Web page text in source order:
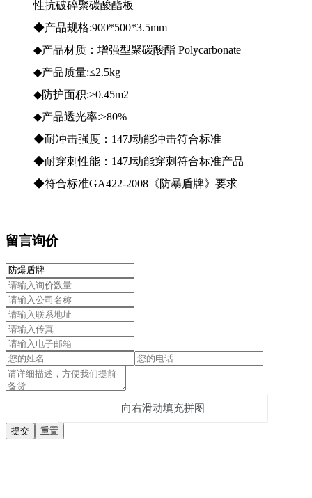
性抗破碎聚碳酸酯板
◆产品规格:900*500*3.5mm
◆产品材质：增强型聚碳酸酯 Polycarbonate
◆产品质量:≤2.5kg
◆防护面积:≥0.45m2
◆产品透光率:≥80%
◆耐冲击强度：147J动能冲击符合标准
◆耐穿刺性能：147J动能穿刺符合标准产品
◆符合标准GA422-2008《防暴盾牌》要求
留言询价
向右滑动填充拼图